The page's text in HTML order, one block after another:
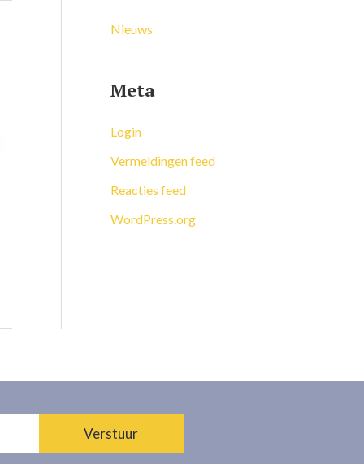
Nieuws
Meta
Login
Vermeldingen feed
Reacties feed
WordPress.org
Verstuur